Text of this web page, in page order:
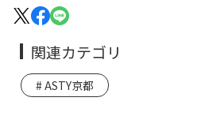
関連カテゴリ
ASTY京都